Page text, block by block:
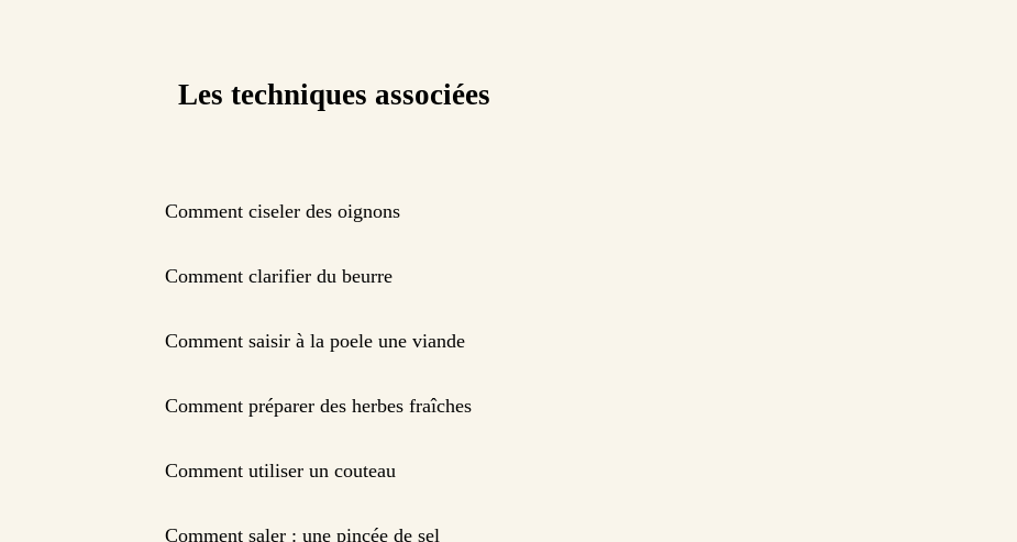
Les techniques associées
Comment ciseler des oignons
Comment clarifier du beurre
Comment saisir à la poele une viande
Comment préparer des herbes fraîches
Comment utiliser un couteau
Comment saler : une pincée de sel